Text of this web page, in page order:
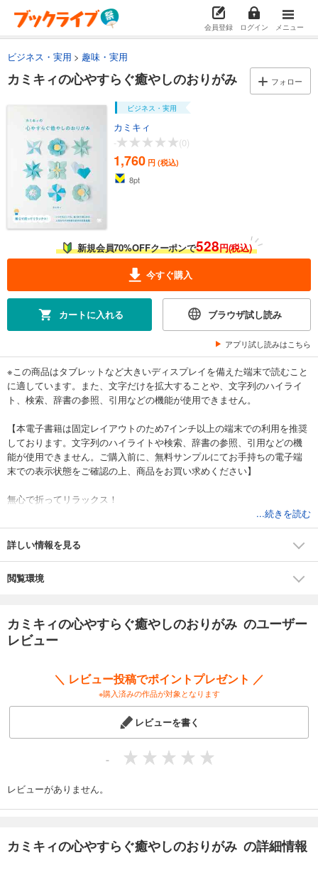
会員登録 ログイン メニュー
ビジネス・実用 趣味・実用
カミキィの心やすらぐ癒やしのおりがみ フォロー
ビジネス・実用
カミキィ
-
(0)
1,760 円 (税込)
8pt
新規会員70%OFFクーポンで528円(税込)
今すぐ購入
カートに入れる ブラウザ試し読み
アプリ試し読みはこちら
※この商品はタブレットなど大きいディスプレイを備えた端末で読むこと
に適しています。また、文字だけを拡大することや、文字列のハイライ
ト、検索、辞書の参照、引用などの機能が使用できません。
【本電子書籍は固定レイアウトのため7インチ以上の端末での利用を推奨
しております。文字列のハイライトや検索、辞書の参照、引用などの機
能が使用できません。ご購入前に、無料サンプルにてお手持ちの電子端
末での表示状態をご確認の上、商品をお買い求めください】
無心で折ってリラックス！
毎日たくさんの情報にふれて、なんだか疲れていませんか？
をたくさん組み合わせたタイルなど、大人可愛い作品をおりがみで作っ
ていきます。ぜひ少しの間スマホを置いて、1人静かに手を動かしてみて
り、プレゼントしたりと暮らしの中で楽しめます。手軽に無心になれ
て、達成感も得られるおりがみ。ぜひみなさんもお試しください。
また、SHOEISHA iD会員の方限定の特典もご用意しております。
□書籍未掲載の折り図1点
が可能となります。
□デジタルデトックスしたい。リラックスしたい
□塗り絵や手芸、ゼンタングルなど集中できることが好き
...続きを読む
詳しい情報を見る
閲覧環境
カミキィの心やすらぐ癒やしのおりがみ のユーザー
レビュー
＼ レビュー投稿でポイントプレゼント ／
※購入済みの作品が対象となります
レビューを書く
-
レビューがありません。
カミキィの心やすらぐ癒やしのおりがみ の詳細情報